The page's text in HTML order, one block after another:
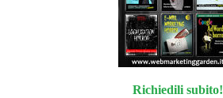
Richiedili subito!